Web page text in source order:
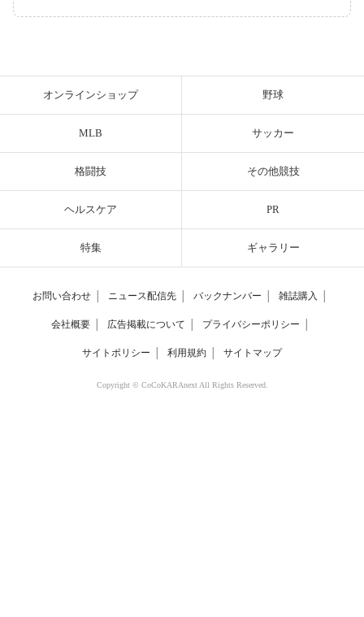
オンラインショップ 野球
MLB サッカー
格闘技 その他競技
ヘルスケア PR
特集 ギャラリー
お問い合わせ ニュース配信先 バックナンバー 雑誌購入
会社概要 広告掲載について プライバシーポリシー
サイトポリシー 利用規約 サイトマップ
Copyright © CoCoKARAnext All Rights Reserved.